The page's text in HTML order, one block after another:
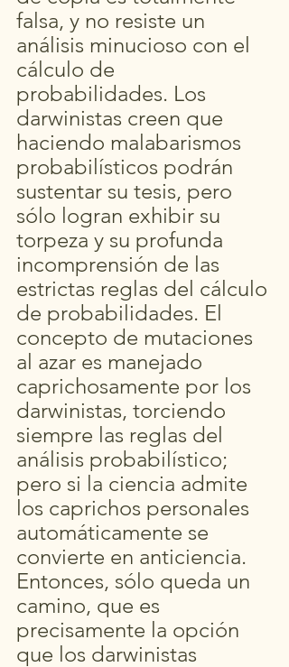
falsa, y no resiste un
análisis minucioso con el
cálculo de
probabilidades. Los
darwinistas creen que
haciendo malabarismos
probabilísticos podrán
sustentar su tesis, pero
sólo logran exhibir su
torpeza y su profunda
incomprensión de las
estrictas reglas del cálculo
de probabilidades. El
concepto de mutaciones
al azar es manejado
caprichosamente por los
darwinistas, torciendo
siempre las reglas del
análisis probabilístico;
pero si la ciencia admite
los caprichos personales
automáticamente se
convierte en anticiencia.
Entonces, sólo queda un
camino, que es
precisamente la opción
que los darwinistas